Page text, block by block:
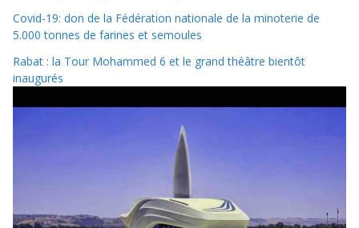
Covid-19: don de la Fédération nationale de la minoterie de
5.000 tonnes de farines et semoules
Rabat : la Tour Mohammed 6 et le grand théâtre bientôt
inaugurés